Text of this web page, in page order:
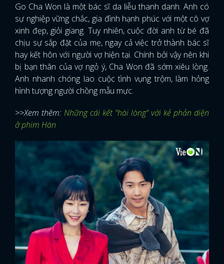
Go Cha Won là một bác sĩ da liễu thanh danh. Anh có
sự nghiệp vững chắc, gia đình hạnh phúc với một cô vợ
xinh đẹp, giỏi giang. Tuy nhiên, cuộc đời anh từ bé đã
chịu sự sắp đặt của mẹ, ngay cả việc trở thành bác sĩ
hay kết hôn với người vợ hiện tại. Chính bởi vậy nên khi
bị bạn thân của vợ ngỏ ý, Cha Won đã sớm xiêu lòng.
Anh nhanh chóng lao cuộc tình vụng trộm, làm hỏng
hình tượng người chồng mẫu mực.
>>Xem thêm: Những cái kết "hài lòng" với kẻ phản diện
ở phim Hàn